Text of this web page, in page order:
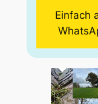
Einfach